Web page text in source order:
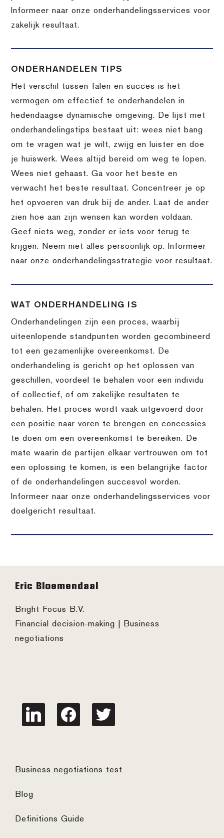
Informeer naar onze onderhandelingsservices voor
zakelijk resultaat.
ONDERHANDELEN TIPS
Het verschil tussen falen en succes is het
vermogen om effectief te onderhandelen in
hedendaagse dynamische omgeving. De lijst met
onderhandelingstips bestaat uit: wees niet bang
om te vragen wat je wilt, zwijg en luister en doe
je huiswerk. Wees altijd bereid om weg te lopen.
Wees niet gehaast. Ga voor het beste en
verwacht het beste resultaat. Concentreer je op
het opvoeren van druk bij de ander. Laat de ander
zien hoe aan zijn wensen kan worden voldaan.
Geef niets weg, zonder er iets voor terug te
krijgen. Neem niet alles persoonlijk op. Informeer
naar onze onderhandelingsstrategie voor resultaat.
WAT ONDERHANDELING IS
Onderhandelingen zijn een proces, waarbij
uiteenlopende standpunten worden gecombineerd
tot een gezamenlijke overeenkomst. De
onderhandeling is gericht op het oplossen van
geschillen, voordeel te behalen voor een individu
of collectief, of om zakelijke resultaten te
behalen. Het proces wordt vaak uitgevoerd door
een positie naar voren te brengen en concessies
te doen om een overeenkomst te bereiken. De
mate waarin de partijen elkaar vertrouwen om tot
een oplossing te komen, is een belangrijke factor
of de onderhandelingen succesvol worden.
Informeer naar onze onderhandelingsservices voor
doelgericht resultaat.
Footer
Eric Bloemendaal
Bright Focus B.V.
Financial decision-making | Business
negotiations
linkedin facebook twitter
Business negotiations test
Blog
Definitions Guide